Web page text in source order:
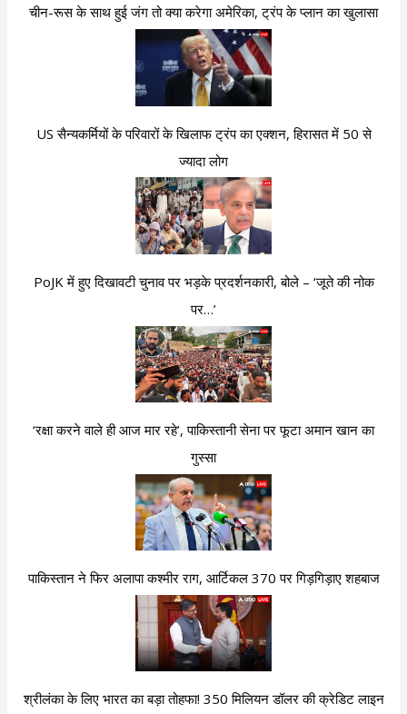
चीन-रूस के साथ हुई जंग तो क्या करेगा अमेरिका, ट्रंप के प्लान का खुलासा
US सैन्यकर्मियों के परिवारों के खिलाफ ट्रंप का एक्शन, हिरासत में 50 से
ज्यादा लोग
PoJK में हुए दिखावटी चुनाव पर भड़के प्रदर्शनकारी, बोले – ‘जूते की नोक
पर…’
‘रक्षा करने वाले ही आज मार रहे’, पाकिस्तानी सेना पर फूटा अमान खान का
गुस्सा
पाकिस्तान ने फिर अलापा कश्मीर राग, आर्टिकल 370 पर गिड़गिड़ाए शहबाज
श्रीलंका के लिए भारत का बड़ा तोहफा! 350 मिलियन डॉलर की क्रेडिट लाइन